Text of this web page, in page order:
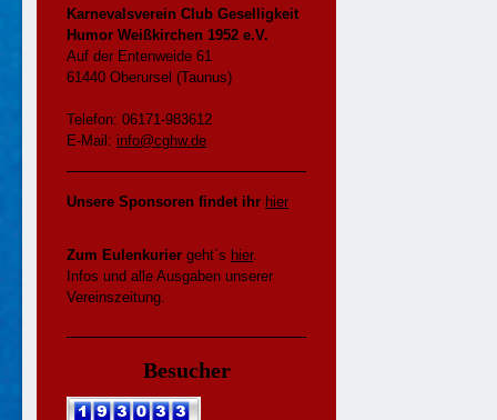
Karnevalsverein Club Geselligkeit
Humor Weißkirchen 1952 e.V.
Auf der Entenweide 61
61440 Oberursel (Taunus)
Telefon: 06171-983612
E-Mail: info@cghw.de
Unsere Sponsoren findet ihr hier
Zum Eulenkurier geht`s hier.
Infos und alle Ausgaben unserer
Vereinszeitung.
Besucher